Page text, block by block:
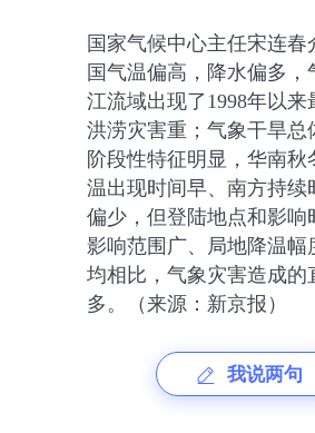
国家气候中心主任宋连春
国气温偏高，降水偏多
江流域出现了1998年以
洪涝灾害重；气象干旱总
阶段性特征明显，华南
温出现时间早、南方持续
偏少，但登陆地点和影响
影响范围广、局地降温幅
均相比，气象灾害造成的
多。（来源：新京报）
我说两句